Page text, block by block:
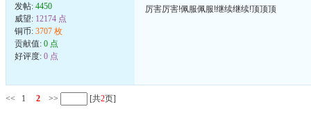
发帖: 4450
威望: 12174 点
铜币: 3707 枚
贡献值: 0 点
好评度: 0 点
厉害厉害!佩服佩服!继续继续!顶顶顶
<< 1 2 >> [共2页]